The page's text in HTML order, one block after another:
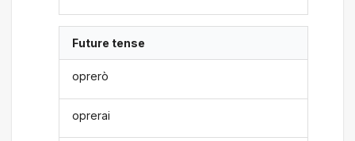
Future tense
oprerò
oprerai